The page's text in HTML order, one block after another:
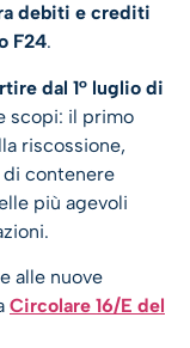
debiti e crediti
F24.
dal 1° luglio di
scopi: il primo
riscossione,
contenere
più agevoli
alle nuove
Circolare 16/E del